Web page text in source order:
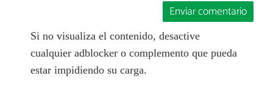
Enviar comentario
Si no visualiza el contenido, desactive
cualquier adblocker o complemento que pueda
estar impidiendo su carga.